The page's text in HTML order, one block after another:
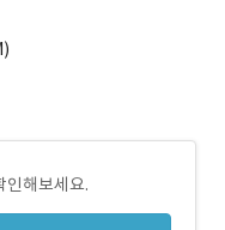
인해보세요.